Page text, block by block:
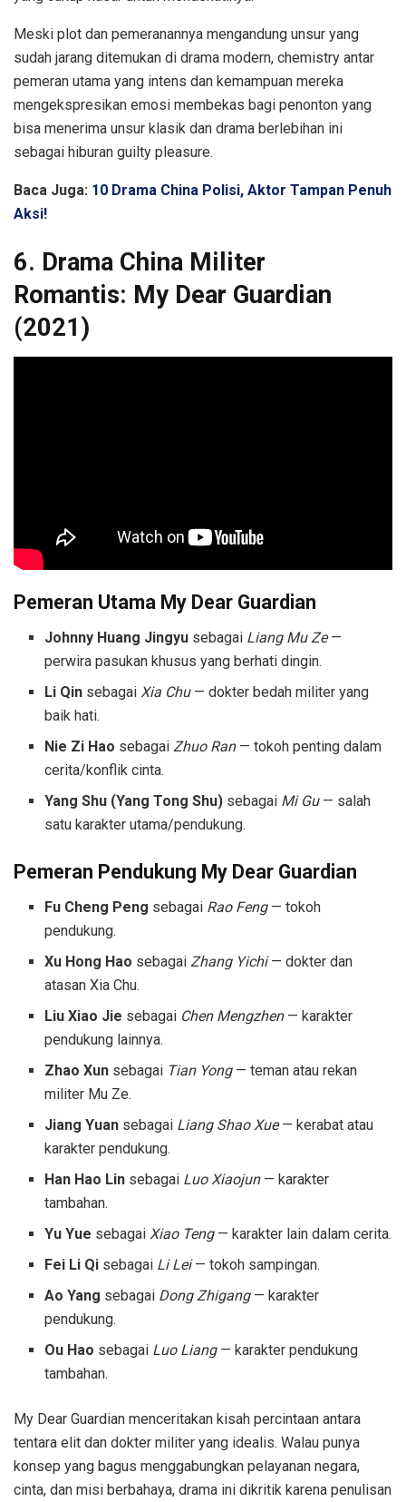
Meski plot dan pemeranannya mengandung unsur yang
sudah jarang ditemukan di drama modern, chemistry antar
pemeran utama yang intens dan kemampuan mereka
mengekspresikan emosi membekas bagi penonton yang
bisa menerima unsur klasik dan drama berlebihan ini
sebagai hiburan guilty pleasure.
Baca Juga: 10 Drama China Polisi, Aktor Tampan Penuh
Aksi!
6. Drama China Militer
Romantis: My Dear Guardian
(2021)
Pemeran Utama My Dear Guardian
Johnny Huang Jingyu sebagai Liang Mu Ze—
perwira pasukan khusus yang berhati dingin.
Li Qin sebagaiXia Chu— dokter bedah militer yang
baik hati.
Nie Zi Hao sebagaiZhuo Ran— tokoh penting dalam
cerita/konflik cinta.
Yang Shu (Yang Tong Shu) sebagai Mi Gu— salah
satu karakter utama/pendukung.
Pemeran Pendukung My Dear Guardian
Fu Cheng Peng sebagai Rao Feng— tokoh
pendukung.
Xu Hong Hao sebagaiZhang Yichi— dokter dan
atasan Xia Chu.
Liu Xiao Jie sebagai Chen Mengzhen— karakter
pendukung lainnya.
Zhao Xun sebagai Tian Yong— teman atau rekan
militer Mu Ze.
Jiang Yuan sebagai Liang Shao Xue— kerabat atau
karakter pendukung.
Han Hao Lin sebagai Luo Xiaojun— karakter
tambahan.
Yu Yue sebagaiXiao Teng— karakter lain dalam cerita.
Fei Li Qi sebagai Li Lei— tokoh sampingan.
Ao Yang sebagai Dong Zhigang— karakter
pendukung.
Ou Hao sebagai Luo Liang— karakter pendukung
tambahan.
My Dear Guardian menceritakan kisah percintaan antara
tentara elit dan dokter militer yang idealis. Walau punya
konsep yang bagus menggabungkan pelayanan negara,
cinta, dan misi berbahaya, drama ini dikritik karena penulisan